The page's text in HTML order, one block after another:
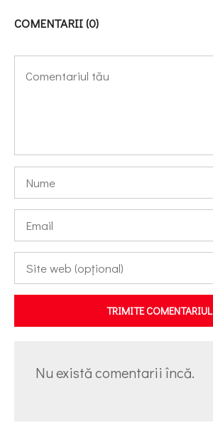
COMENTARII (0)
TRIMITE COMENTARIUL
Nu există comentarii încă.